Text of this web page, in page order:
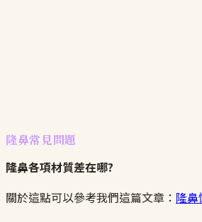
隆鼻常見問題
隆鼻各項材質差在哪?
關於這點可以參考我們這篇文章： 隆